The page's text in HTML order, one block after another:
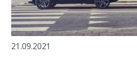
21.09.2021